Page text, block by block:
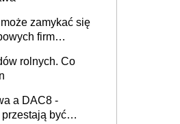
zamykać się
firm
rolnych. Co
a DAC8 -
być